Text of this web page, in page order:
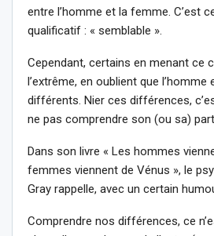
entre l’homme et la femme. C’est
qualificatif : « semblable ».
Cependant, certains en menant ce
l’extrême, en oublient que
différents. Nier ces différences,
ne pas comprendre son (ou sa)
Dans son livre « Les hommes
femmes viennent de Vénus », le
Gray rappelle, avec un certain
Comprendre nos différences, ce